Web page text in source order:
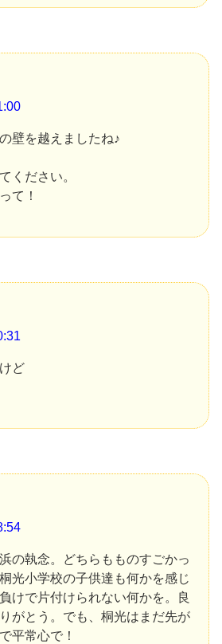
壁を越えましたね♪
ください。
て！
ど
の執念。どちらもものすごかっ
光小学校の子供達も何かを感じ
けで片付けられない何かを。良
がとう。でも、桐光はまだ先が
平常心で！